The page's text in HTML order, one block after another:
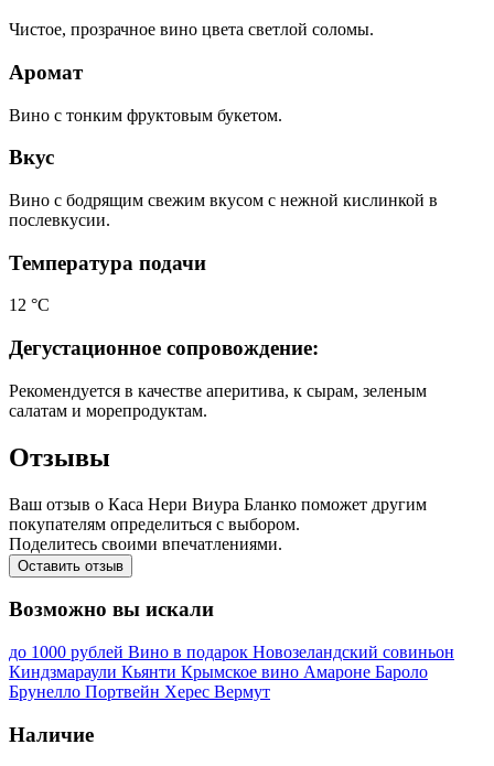
Чистое, прозрачное вино цвета светлой соломы.
Аромат
Вино с тонким фруктовым букетом.
Вкус
Вино с бодрящим свежим вкусом с нежной кислинкой в
послевкусии.
Температура подачи
12 °С
Дегустационное сопровождение:
Рекомендуется в качестве аперитива, к сырам, зеленым
салатам и морепродуктам.
Отзывы
Ваш отзыв о Каса Нери Виура Бланко поможет другим
покупателям определиться с выбором.
Поделитесь своими впечатлениями.
Оставить отзыв
Возможно вы искали
до 1000 рублей Вино в подарок Новозеландский совиньон
Киндзмараули Кьянти Крымское вино Амароне Бароло
Брунелло Портвейн Херес Вермут
Наличие